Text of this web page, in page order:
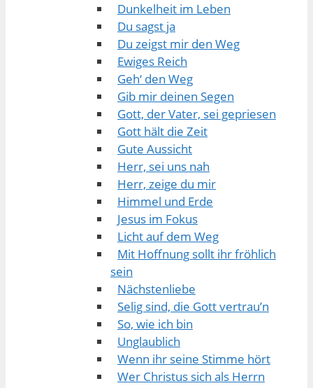
Dunkelheit im Leben
Du sagst ja
Du zeigst mir den Weg
Ewiges Reich
Geh‘ den Weg
Gib mir deinen Segen
Gott, der Vater, sei gepriesen
Gott hält die Zeit
Gute Aussicht
Herr, sei uns nah
Herr, zeige du mir
Himmel und Erde
Jesus im Fokus
Licht auf dem Weg
Mit Hoffnung sollt ihr fröhlich
sein
Nächstenliebe
Selig sind, die Gott vertrau’n
So, wie ich bin
Unglaublich
Wenn ihr seine Stimme hört
Wer Christus sich als Herrn